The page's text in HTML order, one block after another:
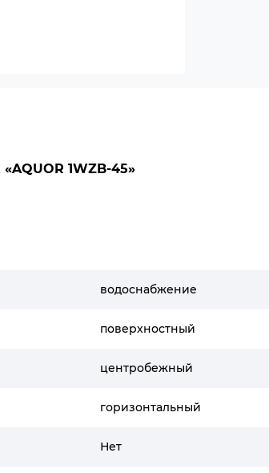
1WZB-45»
водоснабжение
поверхностный
центробежный
горизонтальный
Нет